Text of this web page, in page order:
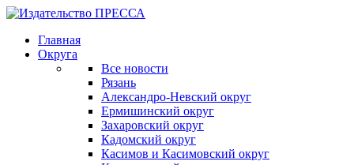
Главная
Округа
Все новости
Рязань
Александро-Невский округ
Ермишинский округ
Захаровский округ
Кадомский округ
Касимов и Касимовский округ